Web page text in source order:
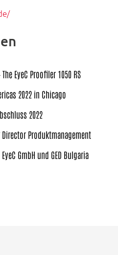
EyeC Proofiler 1050 RS
2022 in Chicago
2022
Director Produktmanagement
GmbH und GED Bulgaria